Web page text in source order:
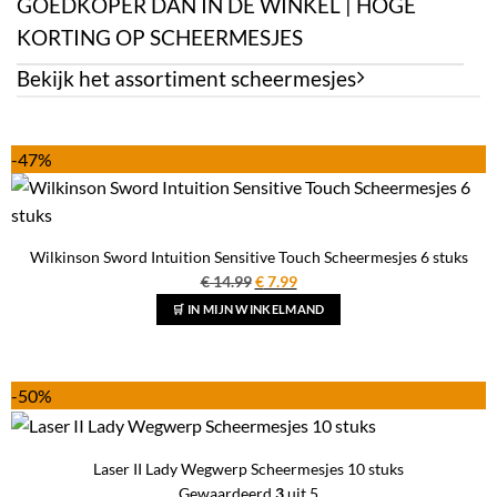
GOEDKOPER DAN IN DE WINKEL | HOGE
KORTING OP SCHEERMESJES
Bekijk het assortiment scheermesjes
-47%
Wilkinson Sword Intuition Sensitive Touch Scheermesjes 6 stuks
€14.99 Oorspronkelijke
prijs
was:
€7.99Huidige
prijs
is:
🛒 IN MIJN WINKELMAND
-50%
Laser II Lady Wegwerp Scheermesjes 10 stuks